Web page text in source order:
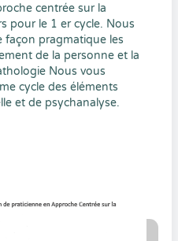
centrée sur la
pour le 1 er cycle. Nous
façon pragmatique les
de la personne et la
Nous vous
cycle des éléments
et de psychanalyse.